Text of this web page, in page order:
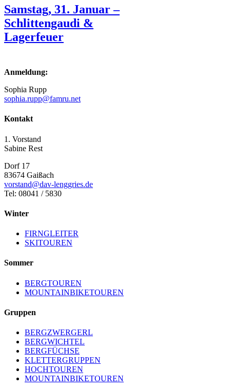
Samstag, 31. Januar –
Schlittengaudi &
Lagerfeuer
Anmeldung:
Sophia Rupp
sophia.rupp@famru.net
Kontakt
1. Vorstand
Sabine Rest
Dorf 17
83674 Gaißach
vorstand@dav-lenggries.de
Tel: 08041 / 5830
Winter
FIRNGLEITER
SKITOUREN
Sommer
BERGTOUREN
MOUNTAINBIKETOUREN
Gruppen
BERGZWERGERL
BERGWICHTEL
BERGFÜCHSE
KLETTERGRUPPEN
HOCHTOUREN
MOUNTAINBIKETOUREN